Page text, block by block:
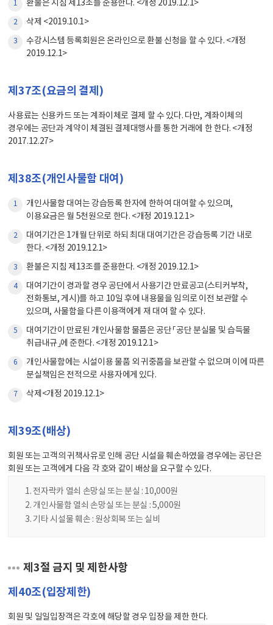
1 환불은 지침 제13조를 준용한다. <개정 2019.12.1>
2 삭제 <2019.10.1>
3
수강시스템 등록회원은 온라인으로 환불 신청을 할 수 있다. <개정
2019.12.1>
제37조(요금의 결제)
사용료는 신용카드 또는 계좌이체로 결제 할 수 있다. 다만, 계좌이체의
경우에는 공단과 계약이 체결된 결제대행사를 통한 거래에 한 한다. <개정
2017.12.27>
제38조(개인사물함 대여)
1
개인사물함 대여는 강습등록 한자에 한하여 대여할 수 있으며,
이용요금은 월 5천원으로 한다. <개정 2019.12.1>
2
대여기간은 1개월 단위로 하되 최대 대여기간은 강습등록 기간 내로
한다. <개정 2019.12.1>
3 환불은 지침 제13조를 준용한다. <개정 2019.12.1>
4
대여기간이 경과할 경우 공단에서 사용기간 만료공고(스티커부착,
전화통보, 게시)를 하고 10일 후에 내용물을 임의로 이전 보관할 수
있으며, 사물함을 다른 이용객에게 재 대여 할 수 있다.
5
대여기간이 만료된 개인사물함 물품은 공단 「공단 분실물 및 습득물
취급내규」에 준한다. <개정 2019.12.1>
6
개인사물함에는 시설이용 물품 외 귀중품을 보관할 수 없으며 이에 따른
분실책임은 전적으로 사용자에게 있다.
7 삭제<개정 2019.12.1>
제39조(배상)
회원 또는 고객의 귀책사유로 인해 공단 시설을 훼손하였을 경우에는 공단은
회원 또는 고객에게 다음 각 호와 같이 배상을 요구할 수 있다.
전자락카 열쇠 손망실 또는 분실 : 10,000원
개인사물함 열쇠 손망실 또는 분실 : 5,000원
기타 시설물 훼손 : 원상회복 또는 실비
제3절 금지 및 제한사항
제40조(입장제한)
회원 및 일일입장객은 각호에 해당할 경우 입장을 제한 한다.